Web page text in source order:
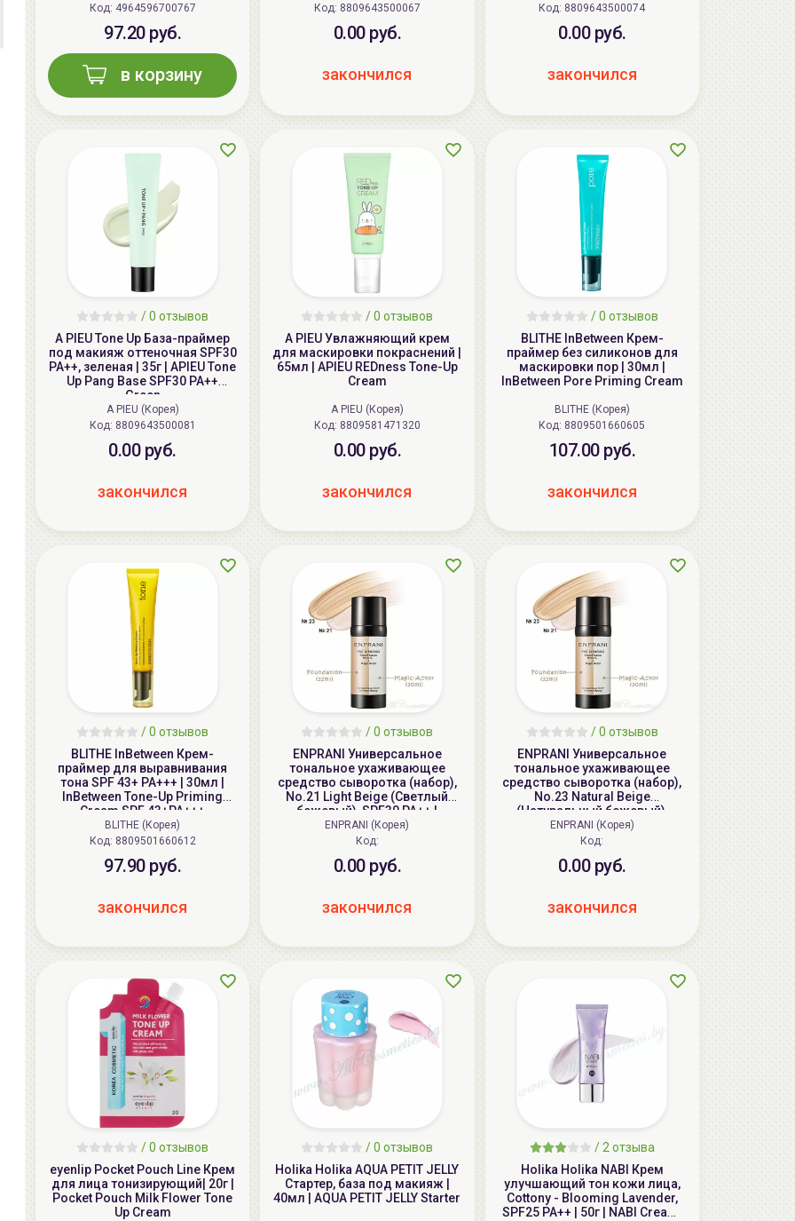
Код: 4964596700767
97.20 руб.
в корзину
Код: 8809643500067
0.00 руб.
закончился
Код: 8809643500074
0.00 руб.
закончился
/ 0 отзывов
A PIEU Tone Up База-праймер
под макияж оттеночная SPF30
PA++, зеленая | 35г | APIEU Tone
Up Pang Base SPF30 PA++
Green
A PIEU (Корея)
Код: 8809643500081
0.00 руб.
закончился
/ 0 отзывов
A PIEU Увлажняющий крем
для маскировки покраснений |
65мл | APIEU REDness Tone-Up
Cream
A PIEU (Корея)
Код: 8809581471320
0.00 руб.
закончился
/ 0 отзывов
BLITHE InBetween Крем-
праймер без силиконов для
маскировки пор | 30мл |
InBetween Pore Priming Cream
BLITHE (Корея)
Код: 8809501660605
107.00 руб.
закончился
/ 0 отзывов
BLITHE InBetween Крем-
праймер для выравнивания
тона SPF 43+ PA+++ | 30мл |
InBetween Tone-Up Priming
Cream SPF 43+PA+++
BLITHE (Корея)
Код: 8809501660612
97.90 руб.
закончился
/ 0 отзывов
ENPRANI Универсальное
тональное ухаживающее
средство сыворотка (набор),
No.21 Light Beige (Светлый
бежевый), SPF30 PA++ |
32+30мл(+15мл) | PRO-
BLENDING Found Serum +
SPF30 PA++ (SET)
ENPRANI (Корея)
Код:
0.00 руб.
закончился
/ 0 отзывов
ENPRANI Универсальное
тональное ухаживающее
средство сыворотка (набор),
No.23 Natural Beige
(Натуральный бежевый),
SPF30 PA++ | 32+30мл(+15мл) |
PRO-BLENDING Found Serum +
Beige, SPF30 PA++ (SET)
ENPRANI (Корея)
Код:
0.00 руб.
закончился
/ 0 отзывов
eyenlip Pocket Pouch Line Крем
для лица тонизирующий| 20г |
Pocket Pouch Milk Flower Tone
Up Cream
/ 0 отзывов
Holika Holika AQUA PETIT JELLY
Стартер, база под макияж |
40мл | AQUA PETIT JELLY Starter
/ 2 отзыва
Holika Holika NABI Крем
улучшающий тон кожи лица,
Cottony - Blooming Lavender,
SPF25 PA++ | 50г | NABI Cream,